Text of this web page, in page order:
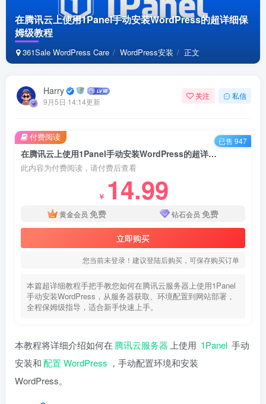
在腾讯云上使用1Panel手动安装WordPress的超详细保
姆级教程
361Sale WordPress Care WordPress安装 正文
Harry
9月5日 14:14更新
关注 私信
在腾讯云上使用1Panel手动安装WordPress的超详细保姆级教程
此内容为付费阅读，请付费后查看
￥ 14.99
黄金会员 免费 钻石会员 免费
立即购买
您当前未登录！建议登陆后购买，可保存购买订单
本篇超详细教程手把手教您如何在腾讯云服务器上使用1Panel
手动安装WordPress，从服务器获取、环境配置到网站部署，
全程保姆级指导，适合新手快速上手。
付费阅读 已售 947
本教程将详细介绍如何在 腾讯云服务器 上使用 1Panel 手动
安装和配置 WordPress ，手动配置环境和安装
WordPress。